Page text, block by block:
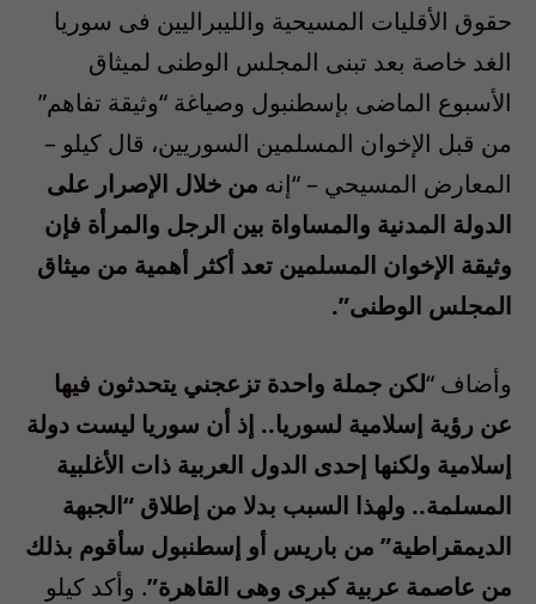
حقوق الأقليات المسيحية والليبراليين فى سوريا
الغد خاصة بعد تبنى المجلس الوطنى لميثاق
الأسبوع الماضى بإسطنبول وصياغة “وثيقة تفاهم”
من قبل الإخوان المسلمين السوريين، قال كيلو –
المعارض المسيحي – “إنه من خلال الإصرار على
الدولة المدنية والمساواة بين الرجل والمرأة فإن
وثيقة الإخوان المسلمين تعد أكثر أهمية من ميثاق
المجلس الوطنى”.
وأضاف “لكن جملة واحدة تزعجني يتحدثون فيها
عن رؤية إسلامية لسوريا.. إذ أن سوريا ليست دولة
إسلامية ولكنها إحدى الدول العربية ذات الأغلبية
المسلمة.. ولهذا السبب بدلا من إطلاق “الجبهة
الديمقراطية” من باريس أو إسطنبول سأقوم بذلك
من عاصمة عربية كبرى وهى القاهرة”. وأكد كيلو